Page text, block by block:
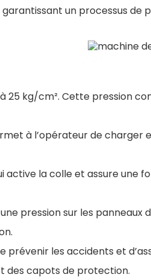
un processus
25 kg/cm². Cette pression
à l’opérateur de
active la colle et assure une
pression sur les
prévenir les accidents et
des capots de protection.